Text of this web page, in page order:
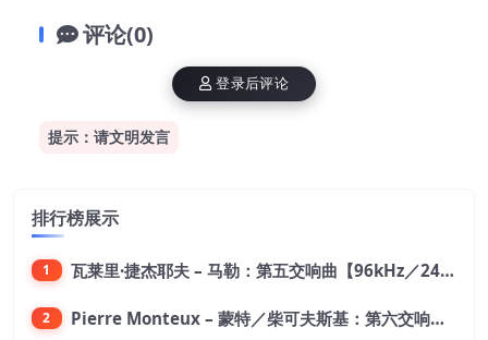
评论(0)
提示：请文明发言
登录后评论
排行榜展示
1 瓦莱里·捷杰耶夫 – 马勒：第五交响曲【96kHz／24bit】
2 Pierre Monteux – 蒙特／柴可夫斯基：第六交响曲【176.4kHz／24bit】